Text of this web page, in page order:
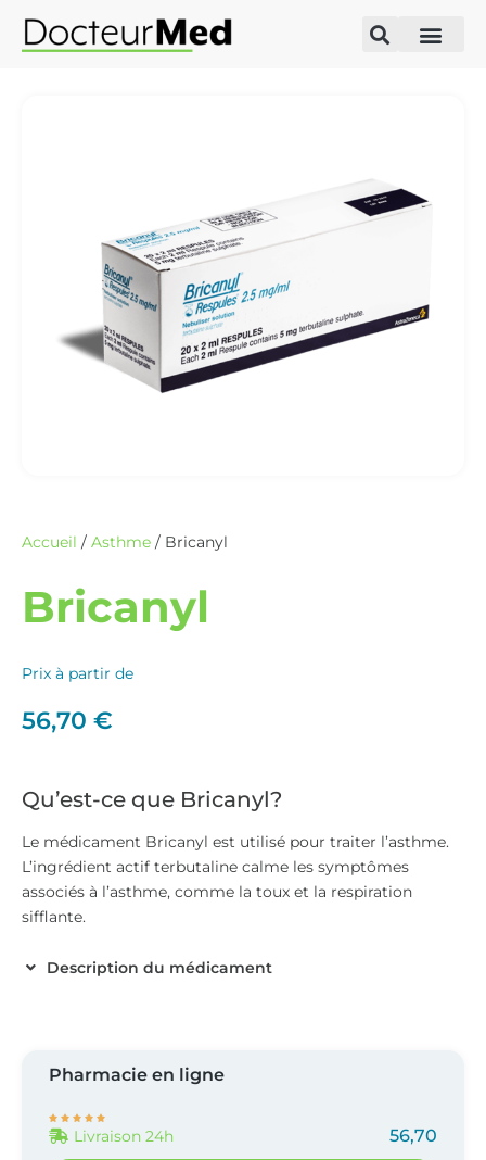
Accueil / Asthme / Bricanyl
Bricanyl
Prix à partir de
56,70 €
Qu’est-ce que Bricanyl?
Le médicament Bricanyl est utilisé pour traiter l’asthme.
L’ingrédient actif terbutaline calme les symptômes
associés à l’asthme, comme la toux et la respiration
sifflante.
Description du médicament
Pharmacie en ligne
    
Livraison 24h 56,70